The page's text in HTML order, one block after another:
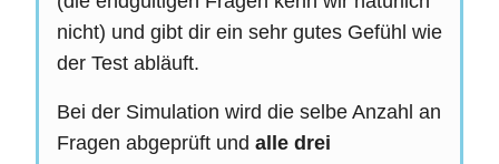
nicht) und gibt dir ein sehr gutes Gefühl wie
der Test abläuft.
Bei der Simulation wird die selbe Anzahl an
Fragen abgeprüft und alle drei